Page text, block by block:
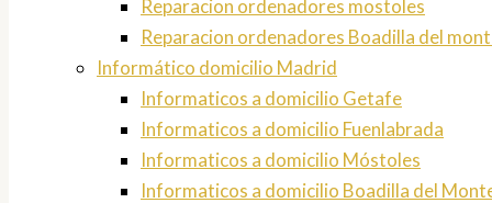
Reparacion ordenadores mostoles
Reparacion ordenadores Boadilla del
Informático domicilio Madrid
Informaticos a domicilio Getafe
Informaticos a domicilio Fuenlabrada
Informaticos a domicilio Móstoles
Informaticos a domicilio Boadilla del